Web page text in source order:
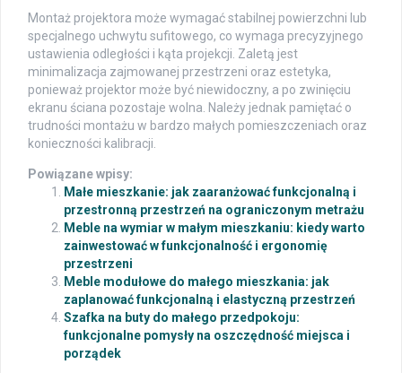
Montaż projektora może wymagać stabilnej powierzchni lub
specjalnego uchwytu sufitowego, co wymaga precyzyjnego
ustawienia odległości i kąta projekcji. Zaletą jest
minimalizacja zajmowanej przestrzeni oraz estetyka,
ponieważ projektor może być niewidoczny, a po zwinięciu
ekranu ściana pozostaje wolna. Należy jednak pamiętać o
trudności montażu w bardzo małych pomieszczeniach oraz
konieczności kalibracji.
Powiązane wpisy:
Małe mieszkanie: jak zaaranżować funkcjonalną i
przestronną przestrzeń na ograniczonym metrażu
Meble na wymiar w małym mieszkaniu: kiedy warto
zainwestować w funkcjonalność i ergonomię
przestrzeni
Meble modułowe do małego mieszkania: jak
zaplanować funkcjonalną i elastyczną przestrzeń
Szafka na buty do małego przedpokoju:
funkcjonalne pomysły na oszczędność miejsca i
porządek